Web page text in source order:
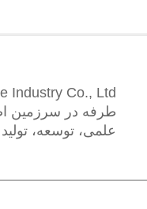
طرفه در سرزمین
علمی، توسعه،